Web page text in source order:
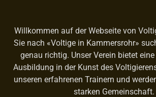
Willkommen auf der Webseite von
Sie nach «Voltige in Kammersrohr»
genau richtig. Unser Verein bietet
Ausbildung in der Kunst des
unseren erfahrenen Trainern und
starken Gemeinschaft.